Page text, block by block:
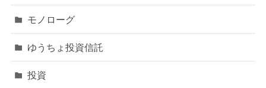
モノローグ
ゆうちょ投資信託
投資